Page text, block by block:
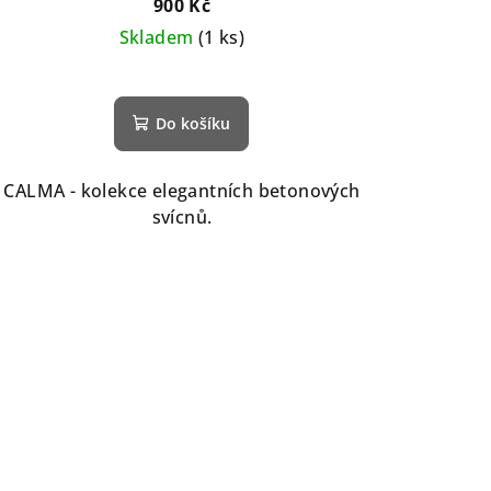
900 Kč
Skladem (1 ks)
Do košíku
CALMA - kolekce elegantních betonových
svícnů.